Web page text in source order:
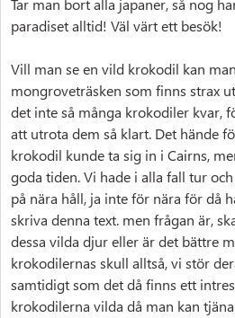
Tar man bort alla japaner, så nog
paradiset alltid! Väl värt ett besök!
Vill man se en vild krokodil kan
mongroveträsken som finns strax
det inte så många krokodiler kvar,
att utrota dem så klart. Det hände
krokodil kunde ta sig in i Cairns,
goda tiden. Vi hade i alla fall tur
på nära håll, ja inte för nära för då
skriva denna text. men frågan är,
dessa vilda djur eller är det bättre
krokodilernas skull alltså, vi stör
samtidigt som det då finns ett
krokodilerna vilda då man kan